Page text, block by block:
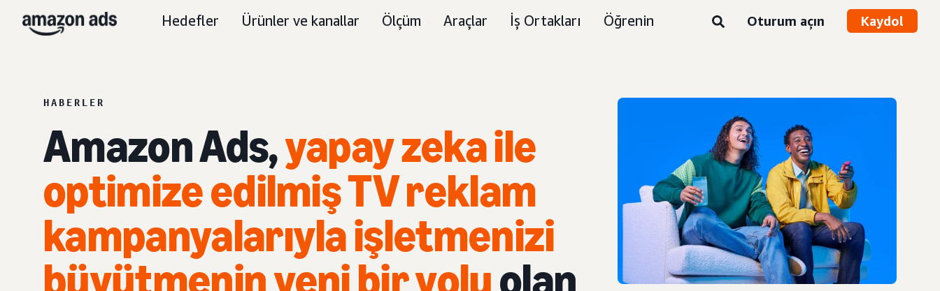
Hedefler Ürünler ve kanallar Ölçüm Araçlar İş Ortakları Öğrenin Oturum açın Kaydol
HABERLER
Amazon Ads,yapay zeka ile
optimize edilmiş TV reklam
kampanyalarıyla işletmenizi
büyütmenin yeni bir yoluolan